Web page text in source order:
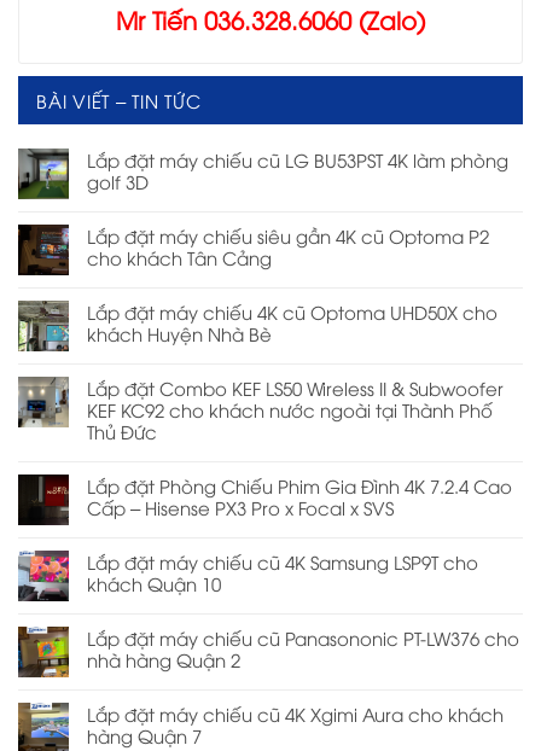
Mr Tiến 036.328.6060 (Zalo)
BÀI VIẾT – TIN TỨC
Lắp đặt máy chiếu cũ LG BU53PST 4K làm phòng
golf 3D
Lắp đặt máy chiếu siêu gần 4K cũ Optoma P2
cho khách Tân Cảng
Lắp đặt máy chiếu 4K cũ Optoma UHD50X cho
khách Huyện Nhà Bè
Lắp đặt Combo KEF LS50 Wireless II & Subwoofer
KEF KC92 cho khách nước ngoài tại Thành Phố
Thủ Đức
Lắp đặt Phòng Chiếu Phim Gia Đình 4K 7.2.4 Cao
Cấp – Hisense PX3 Pro x Focal x SVS
Lắp đặt máy chiếu cũ 4K Samsung LSP9T cho
khách Quận 10
Lắp đặt máy chiếu cũ Panasononic PT-LW376 cho
nhà hàng Quận 2
Lắp đặt máy chiếu cũ 4K Xgimi Aura cho khách
hàng Quận 7